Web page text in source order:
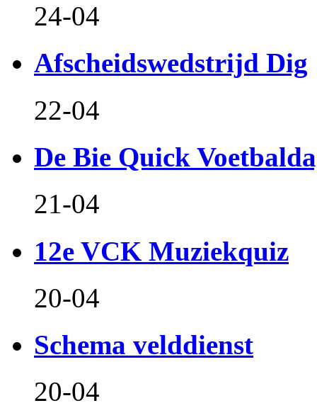
24-04
Afscheidswedstrijd Dig
22-04
De Bie Quick
21-04
12e VCK Muziekquiz
20-04
Schema velddienst
20-04